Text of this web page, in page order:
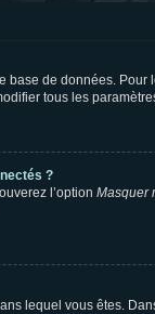
base de données. Pour
tous les
?
l’option Masquer
lequel vous êtes.